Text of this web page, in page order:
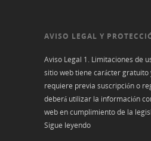
AVISO LEGAL Y
Aviso Legal 1. Limitaciones de
sitio web tiene carácter gratuito
requiere previa suscripción o
deberá utilizar la información
web en cumplimiento de la
Sigue leyendo